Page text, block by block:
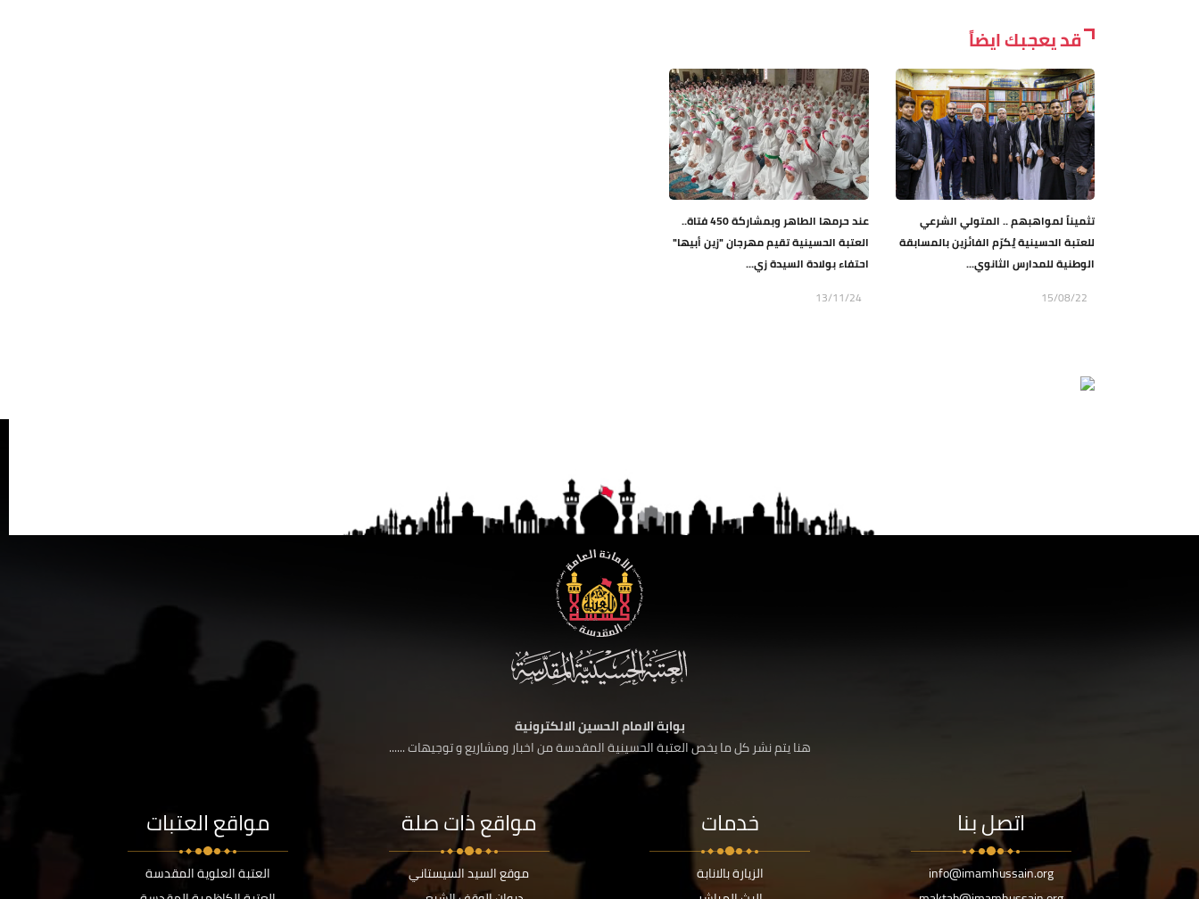
قد يعجبك ايضاً
تثميناً لمواهبهم .. المتولي الشرعي
للعتبة الحسينية يُكرّم الفائزين بالمسابقة
الوطنية للمدارس الثانوي...
15/08/22
عند حرمها الطاهر وبمشاركة 450 فتاة..
العتبة الحسينية تقيم مهرجان "زين أبيها"
احتفاء بولادة السيدة زي...
13/11/24
بوابة الامام الحسين الالكترونية
هنا يتم نشر كل ما يخص العتبة الحسينية المقدسة من اخبار ومشاريع و توجيهات ......
اتصل بنا
info@imamhussain.org
خدمات
الزيارة بالانابة
مواقع ذات صلة
موقع السيد السيستاني
مواقع العتبات
العتبة العلوية المقدسة